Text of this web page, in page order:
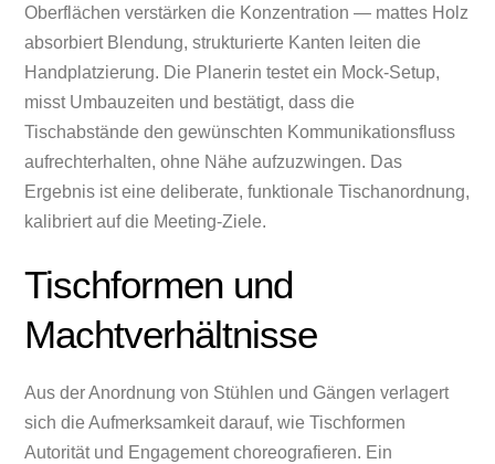
Oberflächen verstärken die Konzentration — mattes Holz
absorbiert Blendung, strukturierte Kanten leiten die
Handplatzierung. Die Planerin testet ein Mock‑Setup,
misst Umbauzeiten und bestätigt, dass die
Tischabstände den gewünschten Kommunikationsfluss
aufrechterhalten, ohne Nähe aufzuzwingen. Das
Ergebnis ist eine deliberate, funktionale Tischanordnung,
kalibriert auf die Meeting‑Ziele.
Tischformen und
Machtverhältnisse
Aus der Anordnung von Stühlen und Gängen verlagert
sich die Aufmerksamkeit darauf, wie Tischformen
Autorität und Engagement choreografieren. Ein